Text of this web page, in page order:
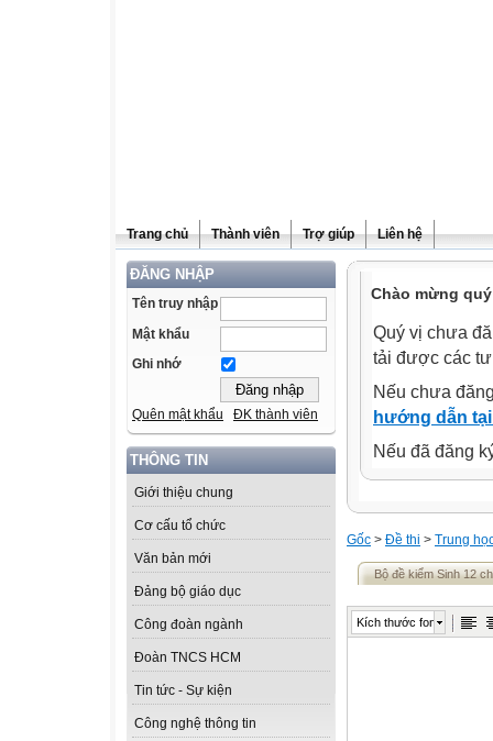
Trang chủ Thành viên Trợ giúp Liên hệ
ĐĂNG NHẬP
Tên truy nhập
Mật khẩu
Ghi nhớ
Quên mật khẩu ĐK thành viên
THÔNG TIN
Giới thiệu chung
Cơ cấu tổ chức
Văn bản mới
Đảng bộ giáo dục
Công đoàn ngành
Đoàn TNCS HCM
Tin tức - Sự kiện
Công nghệ thông tin
Chào mừng
Quý vị chưa
tải được các
Nếu chưa
hướng dẫn
Nếu đã đăng
Gốc > Đề thi > Trung
Bộ đề kiểm Sinh 12
Kích thước font